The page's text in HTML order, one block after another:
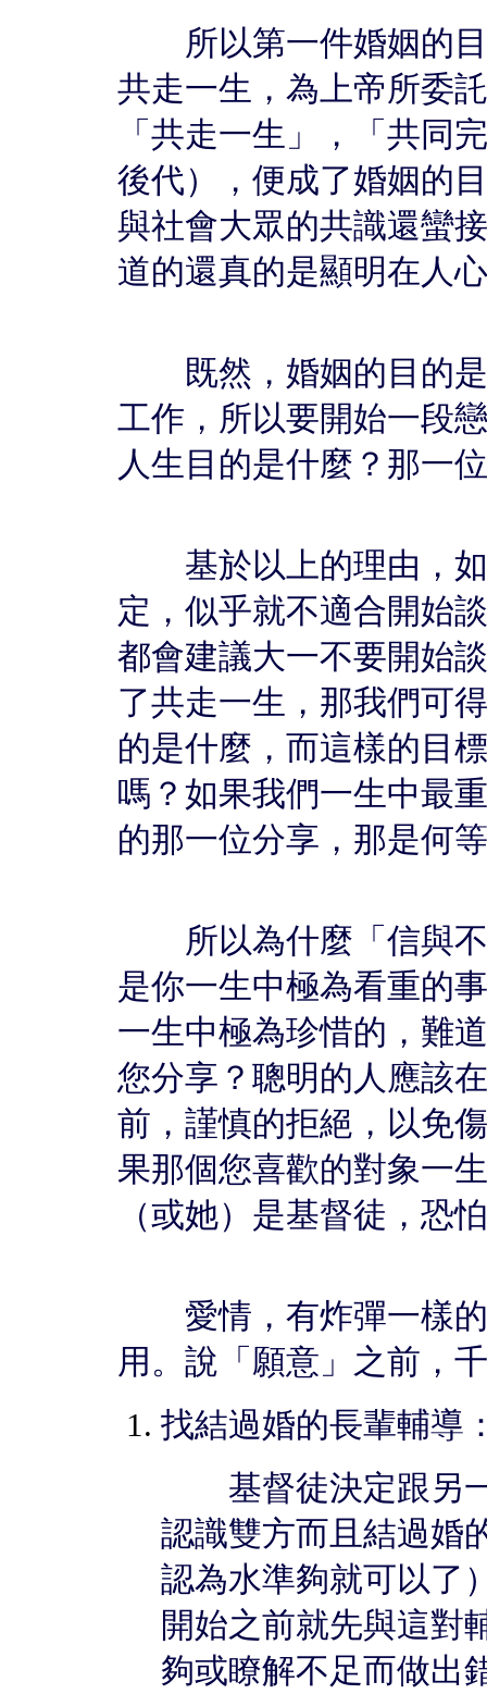
所以第一件婚姻的目
共走一生，為上帝所委
「共走一生」，「共同
後代），便成了婚姻的
與社會大眾的共識還蠻
道的還真的是顯明在人
既然，婚姻的目的是
工作，所以要開始一段
人生目的是什麼？那一
基於以上的理由，如
定，似乎就不適合開始
都會建議大一不要開始
了共走一生，那我們可
的是什麼，而這樣的目
嗎？如果我們一生中最
的那一位分享，那是何
所以為什麼「信與不
是你一生中極為看重的
一生中極為珍惜的，難
您分享？聰明的人應該
前，謹慎的拒絕，以免
果那個您喜歡的對象一
（或她）是基督徒，恐
愛情，有炸彈一樣的
用。說「願意」之前，
找結過婚的長輩輔導
基督徒決定跟另一
認識雙方而且結過婚
認為水準夠就可以了
開始之前就先與這對
夠或瞭解不足而做出